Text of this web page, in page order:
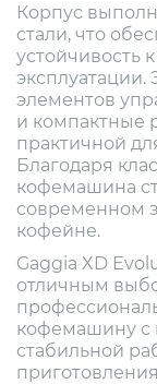
Корпус
стали, что
устойчивость
элементов
и компактные
практичной
Благодаря
кофемашина
современном
кофейне.
Gaggia XD
отличным
кофемашину с
стабильной